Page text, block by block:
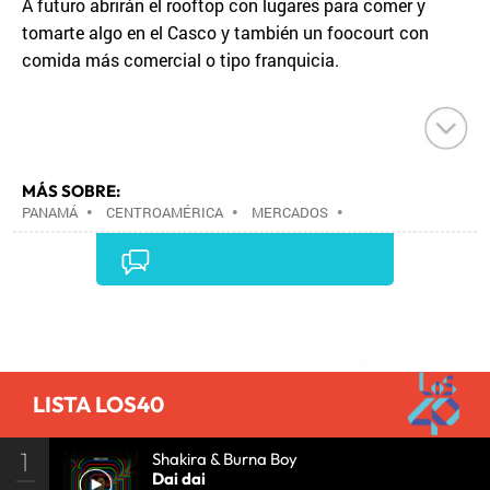
tomarte algo en el Casco y también un foocourt con
comida más comercial o tipo franquicia.
MÁS SOBRE:
PANAMÁ • CENTROAMÉRICA • MERCADOS •
ESTABLECIMIENTOS COMERCIALES•
LATINOAMÉRICA•
•
LISTA LOS40
1
Shakira & Burna Boy
Dai dai